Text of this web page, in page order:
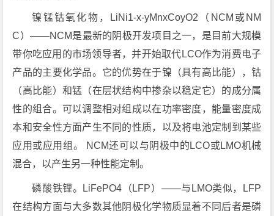
镍锰钴氧化物，LiNi1-x-yMnxCoyO2（NCM或NM
C）——NCM是最新的阴极开发项目之一，是目前大规模
带你吃应用的市场领导者，并开始取代LCO作为消费电子
产品的主要化学品。它的优势在于镍（具有高比能），钴
（高比能）和锰（在层状结构中掺杂以稳定它）的成分属
性的组合。可以调整相对组成以在功率密度，能量密度成
本和安全性方面产生不同的性质，以及将电池定制到某些
应用或应用组。 NCM还可以与阴极中的LCO或LMO机械
混合，以产生另一种性能定制。
磷酸铁锂。LiFePO4（LFP）——与LMO类似，LFP
在结构方面与大多数其他阴极化学物质显着不同后者是磷